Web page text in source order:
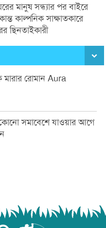
মানুষ সন্ধ্যার পর বাইরে
কাল্পনিক সাক্ষাতকারে
ছিনতাইকারী
মারার রোমান Aura
সমাবেশে যাওয়ার আগে